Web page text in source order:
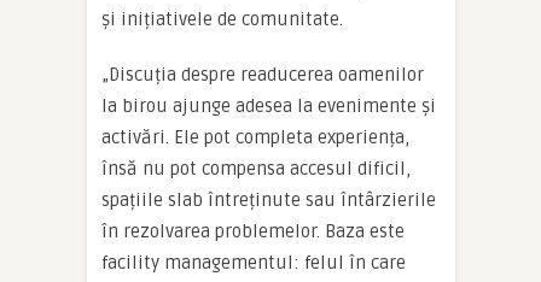
și inițiativele de comunitate.
„Discuția despre readucerea oamenilor
la birou ajunge adesea la evenimente și
activări. Ele pot completa experiența,
însă nu pot compensa accesul dificil,
spațiile slab întreținute sau întârzierile
în rezolvarea problemelor. Baza este
facility managementul: felul în care